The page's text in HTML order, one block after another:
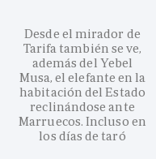
Desde el mirador de
Tarifa también se ve,
además del Yebel
Musa, el elefante en la
habitación del Estado
reclinándose ante
Marruecos. Incluso en
los días de taró